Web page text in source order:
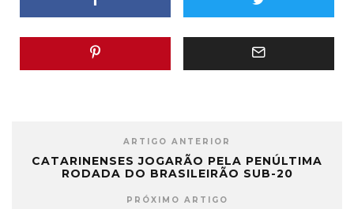
ARTIGO ANTERIOR
CATARINENSES JOGARÃO PELA PENÚLTIMA
RODADA DO BRASILEIRÃO SUB-20
PRÓXIMO ARTIGO